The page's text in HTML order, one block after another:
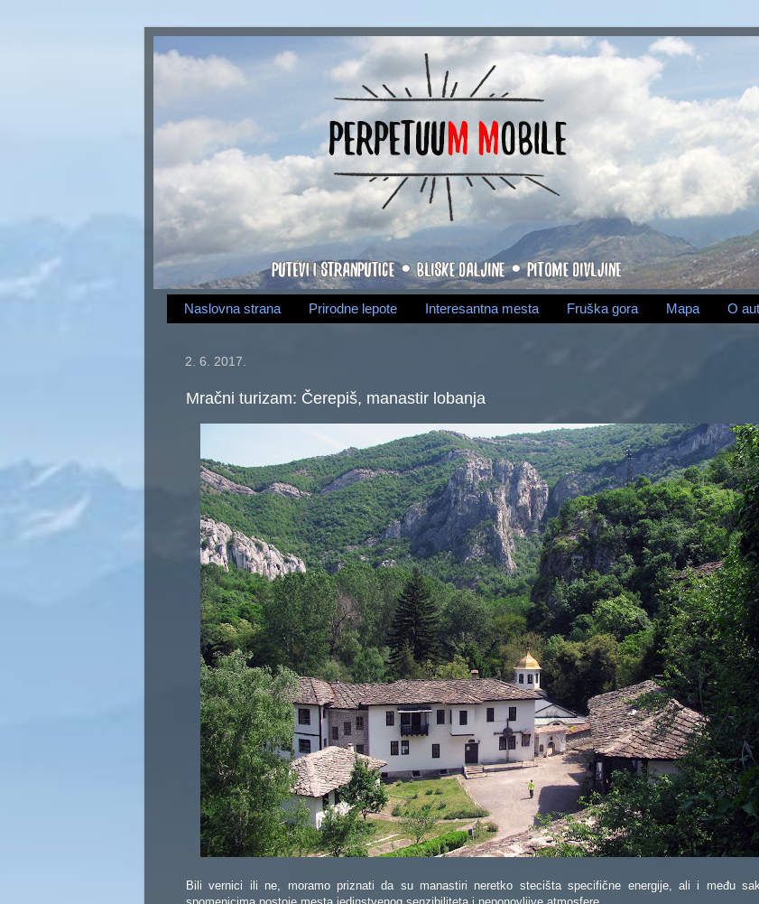
Naslovna strana Prirodne lepote Interesantna mesta Fruška gora Mapa O
2. 6. 2017.
Mračni turizam: Čerepiš, manastir lobanja
Bili vernici ili ne, moramo priznati da su manastiri neretko stecišta specifične energije, ali i među